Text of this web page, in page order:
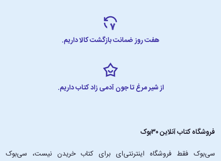
هفت روز ضمانت بازگشت کالا داریم.
از شیر مرغ تا جون آدمی زاد کتاب داریم.
فروشگاه کتاب آنلاین ۳۰بوک
سی‌بوک فقط فروشگاه اینترنتی‌ای برای کتاب خریدن نیست، سی‌بوک